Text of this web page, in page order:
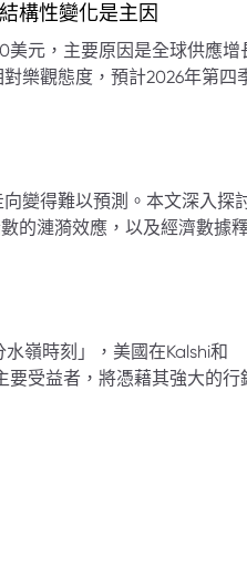
構性變化是主因
元，主要原因是全球供應增
樂觀態度，預計2026年第四
及阿聯酋的產量提升，加上
疲軟和市場已存在的供過於
年甚至可能觸及140美元。相
左右，2027年則可能降至每
變得難以預測。本文深入探
的漣漪效應，以及經濟數據
摘要包括：先前「逢低買入」
嶺時刻」，美國在Kalshi和
受益者，將憑藉其強大的行
做準備。